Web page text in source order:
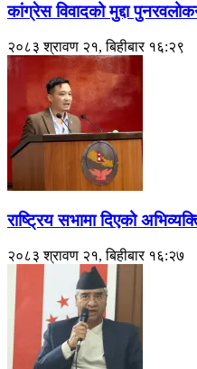
कांग्रेस विवादको मुद्दा
२०८३ श्रावण २१, बिहीबार १६:२९
राष्ट्रिय सभामा दिएको
२०८३ श्रावण २१, बिहीबार १६:२७